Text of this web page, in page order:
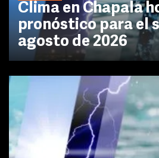
Clima en Chapala
pronóstico para el
agosto de 2026